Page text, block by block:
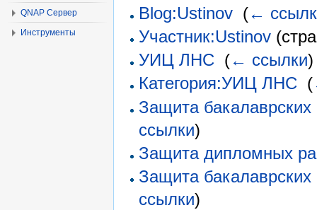
Blog:Ustinov (←
Участник:Ustinov
УИЦ ЛНС (← ссылки)
Категория:УИЦ ЛНС (
Защита бакалаврских
ссылки)
Защита дипломных
Защита бакалаврских
ссылки)
QNAP Сервер
Инструменты